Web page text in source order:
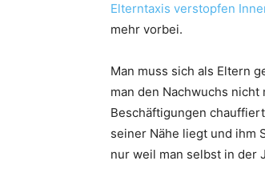
Elterntaxis verstopfen
mehr vorbei.
Man muss sich als Eltern
man den Nachwuchs
Beschäftigungen
seiner Nähe liegt und ihm
nur weil man selbst in der